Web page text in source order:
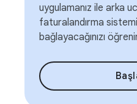
uygulamanız ile arka
faturalandırma
bağlayacağınızı